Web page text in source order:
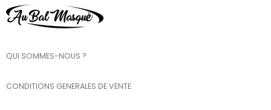
QUI SOMMES-NOUS ?
CONDITIONS GENERALES DE VENTE